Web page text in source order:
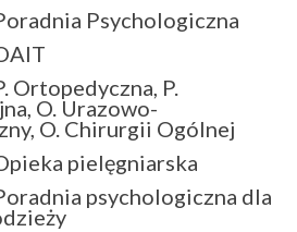
Psychologiczna
Ortopedyczna, P.
O. Urazowo-
O. Chirurgii Ogólnej
pielęgniarska
psychologiczna dla